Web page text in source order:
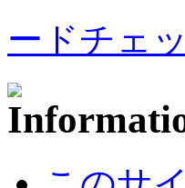
ードチェ